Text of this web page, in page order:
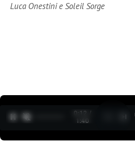
Luca Onestini e Soleil Sorge
0:12 /
1:40